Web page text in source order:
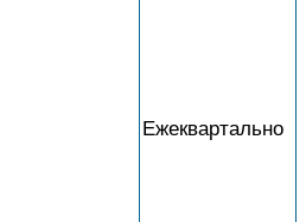
Ежеквартально